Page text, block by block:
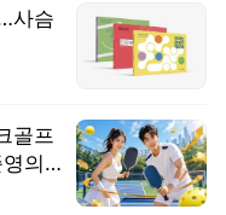
사슴
골프
의